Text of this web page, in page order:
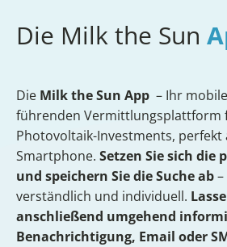
Die Milk the Sun
Die Milk the Sun App – Ihr
führenden Vermittlungsplattform
Photovoltaik-Investments,
Smartphone. Setzen Sie sich die
und speichern Sie die Suche ab
verständlich und individuell.
anschließend umgehend
Benachrichtigung, Email oder